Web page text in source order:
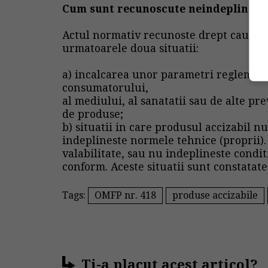
Cum sunt recunoscute
Actul normativ recunoste drept cauze
urmatoarele doua situatii:
a) incalcarea unor parametri
consumatorului,
al mediului, al sanatatii sau de alte
de produse;
b) situatii in care produsul accizabil
indeplineste normele tehnice
valabilitate, sau nu indeplineste
conform. Aceste situatii sunt
Tags: OMFP nr. 418 produse accizabile
Ti-a placut acest articol?